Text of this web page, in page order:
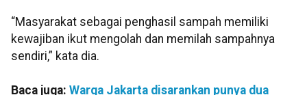
“Masyarakat sebagai penghasil sampah memiliki
kewajiban ikut mengolah dan memilah sampahnya
sendiri,” kata dia.
Baca juga: Warga Jakarta disarankan punya dua